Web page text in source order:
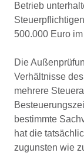
Betrieb
500.000 Euro
Die
Verhältnisse
mehrere
bestimmte
hat die
zugunsten wie